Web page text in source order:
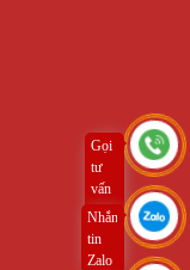
Gọi
tư
vấn
ngay
Nhắn
tin
Zalo